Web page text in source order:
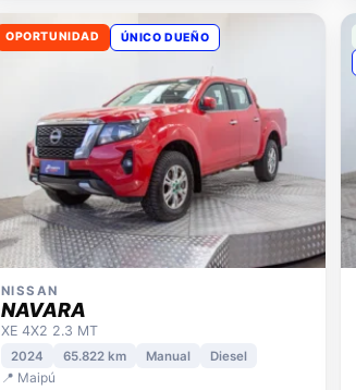
NISSAN
NAVARA
XE 4X2 2.3 MT
2024